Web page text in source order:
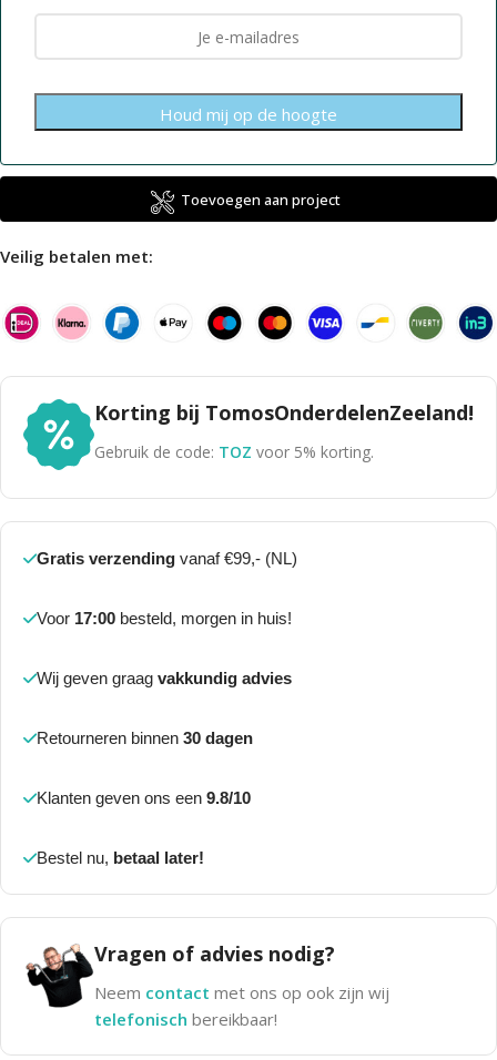
Toevoegen aan project
Veilig betalen met:
Korting bij TomosOnderdelenZeeland!
Gebruik de code: TOZ voor 5% korting.
Gratis verzending vanaf €99,- (NL)
Voor 17:00 besteld, morgen in huis!
Wij geven graag vakkundig advies
Retourneren binnen 30 dagen
Klanten geven ons een 9.8/10
Bestel nu, betaal later!
Vragen of advies nodig?
Neem contact met ons op ook zijn wij
telefonisch bereikbaar!